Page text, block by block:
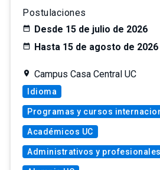
Postulaciones
Desde 15 de julio de 2026
Hasta 15 de agosto de 2026
Campus Casa Central UC
Idioma
Programas y cursos
Académicos UC
Administrativos y profesionales